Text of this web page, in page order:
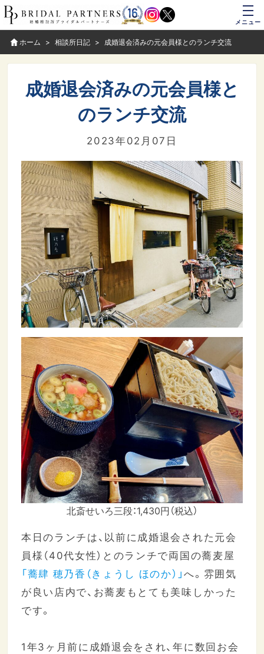
メニュー
ホーム 相談所日記 成婚退会済みの元会員様とのランチ交流
成婚退会済みの元会員様と
のランチ交流
2023年02月07日
北斎せいろ三段：1,430円（税込）
本日のランチは、以前に成婚退会された元会
員様（40代女性）とのランチで両国の蕎麦屋
「蕎肆 穂乃香（きょうし ほのか）」へ。雰囲気
が良い店内で、お蕎麦もとても美味しかった
です。
1年3ヶ月前に成婚退会をされ、年に数回お会